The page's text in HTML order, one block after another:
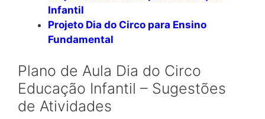
Infantil
Projeto Dia do Circo para Ensino
Fundamental
Plano de Aula Dia do Circo
Educação Infantil – Sugestões
de Atividades